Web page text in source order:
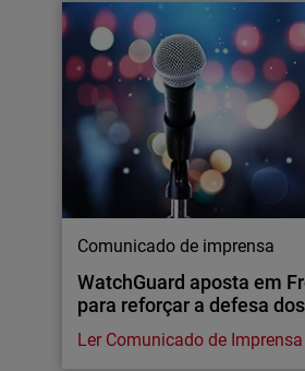
Comunicado de imprensa
WatchGuard aposta em
para reforçar a defesa
Ler Comunicado de Imprensa